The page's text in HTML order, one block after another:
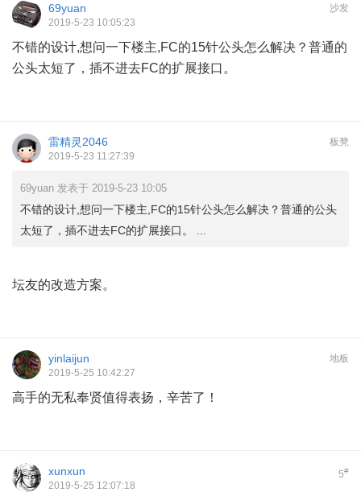
沙发
69yuan
2019-5-23 10:05:23
不错的设计,想问一下楼主,FC的15针公头怎么解决？普通的
公头太短了，插不进去FC的扩展接口。
板凳
雷精灵2046
2019-5-23 11:27:39
69yuan 发表于 2019-5-23 10:05
不错的设计,想问一下楼主,FC的15针公头怎么解决？普通的公头
太短了，插不进去FC的扩展接口。 ...
坛友的改造方案。
地板
yinlaijun
2019-5-25 10:42:27
高手的无私奉贤值得表扬，辛苦了！
5#
xunxun
2019-5-25 12:07:18